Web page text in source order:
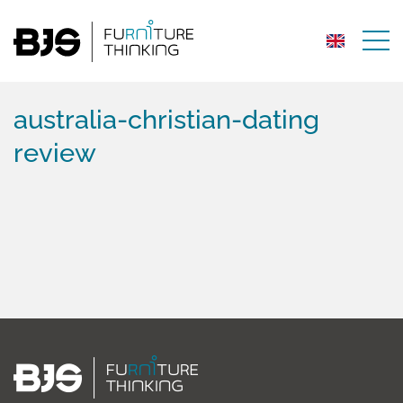
australia-christian-dating
review